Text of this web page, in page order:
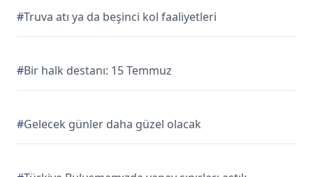
#Truva atı ya da beşinci kol faaliyetleri
#Bir halk destanı: 15 Temmuz
#Gelecek günler daha güzel olacak